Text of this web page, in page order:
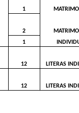
1
2
1
12
LITERAS
12
LITERAS